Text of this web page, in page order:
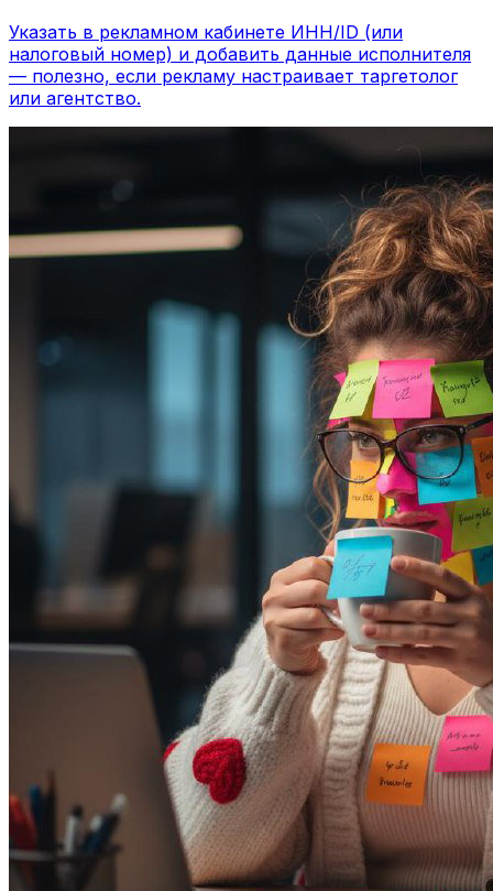
Указать в рекламном кабинете ИНН/ID (или
налоговый номер) и добавить данные исполнителя
— полезно, если рекламу настраивает таргетолог
или агентство.